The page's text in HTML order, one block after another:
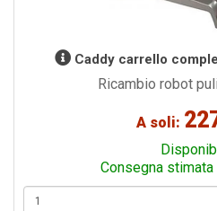
Caddy carrello
Ricambio robot
A soli:
Consegna